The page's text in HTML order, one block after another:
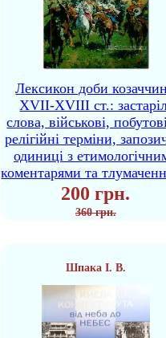
Лексикон доби
XVII-XVIII ст.:
слова, військові,
релігійні терміни,
одиниці з
коментарями та
200 грн.
360 грн.
Шпака І. В.